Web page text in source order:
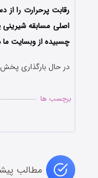
رقابت پرحرارت را از
اصلی مسابقه شیرینی
چسبیده از وبسایت ما
در حال بارگذاری
برچسب ها
مطالب